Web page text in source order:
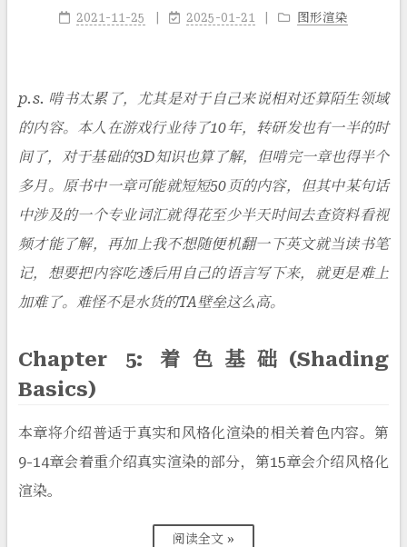
2021-11-25 2025-01-21 图形渲染
p.s. 啃书太累了，尤其是对于自己来说相对还算陌生领域
的内容。本人在游戏行业待了10年，转研发也有一半的时
间了，对于基础的3D知识也算了解，但啃完一章也得半个
多月。原书中一章可能就短短50页的内容，但其中某句话
中涉及的一个专业词汇就得花至少半天时间去查资料看视
频才能了解，再加上我不想随便机翻一下英文就当读书笔
记，想要把内容吃透后用自己的语言写下来，就更是难上
加难了。难怪不是水货的TA壁垒这么高。
Chapter 5: 着色基础(Shading
Basics)
本章将介绍普适于真实和风格化渲染的相关着色内容。第
9-14章会着重介绍真实渲染的部分，第15章会介绍风格化
渲染。
阅读全文 »